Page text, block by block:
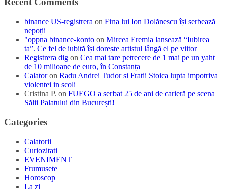
binance US-registrera on Fina lui Ion Dolănescu își serbează
nepoții
"oppna binance-konto on Mircea Eremia lansează “Iubirea
ta”. Ce fel de iubită își dorește artistul lângă el pe viitor
Registrera dig on Cea mai tare petrecere de 1 mai pe un yaht
de 10 milioane de euro, în Constanța
Calatoron Radu Andrei Tudor si Fratii Stoica lupta impotriva
violentei in scoli
Cristina P. on FUEGO a serbat 25 de ani de carieră pe scena
Sălii Palatului din București!
Categories
Calatorii
Curiozitati
EVENIMENT
Frumusete
Horoscop
La zi